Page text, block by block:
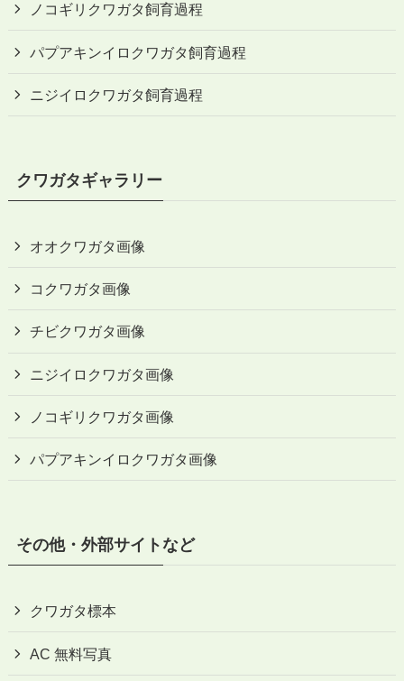
ノコギリクワガタ飼育過程
パプアキンイロクワガタ飼育過程
ニジイロクワガタ飼育過程
クワガタギャラリー
オオクワガタ画像
コクワガタ画像
チビクワガタ画像
ニジイロクワガタ画像
ノコギリクワガタ画像
パプアキンイロクワガタ画像
その他・外部サイトなど
クワガタ標本
AC 無料写真